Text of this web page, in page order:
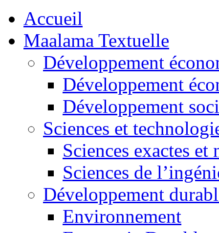
Accueil
Maalama Textuelle
Développement
Développement
Développement
Sciences et
Sciences exactes et
Sciences de
Développement
Environnement